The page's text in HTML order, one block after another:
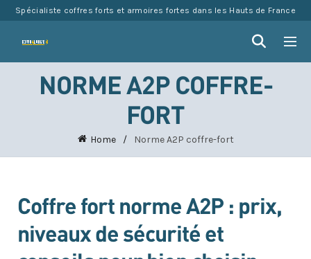
Spécialiste coffres forts et armoires fortes dans les Hauts de France
NORME A2P COFFRE-
FORT
Home Norme A2P coffre-fort
Coffre fort norme A2P : prix,
niveaux de sécurité et